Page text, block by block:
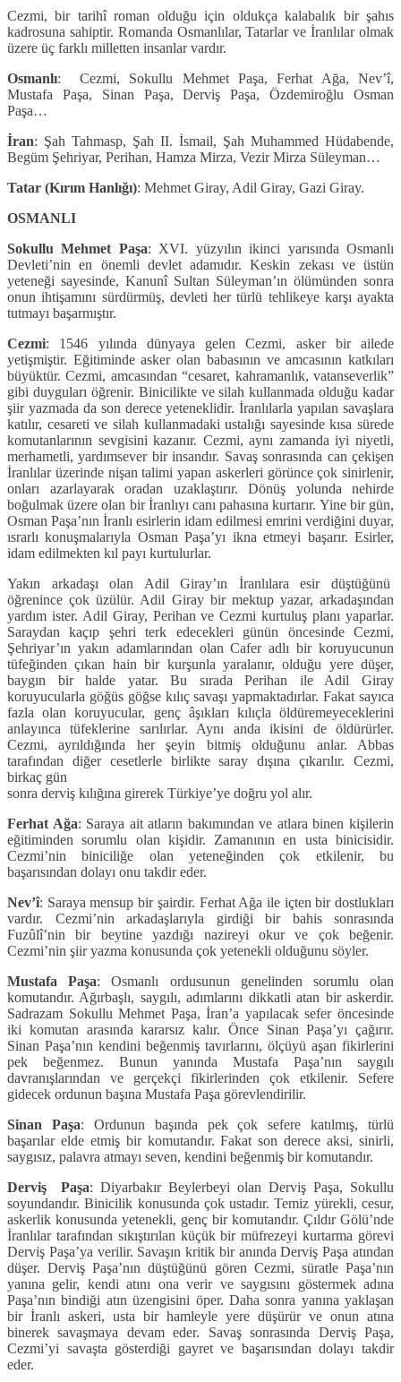
Cezmi, bir tarihî roman olduğu için oldukça kalabalık bir şahıs
kadrosuna sahiptir. Romanda Osmanlılar, Tatarlar ve İranlılar olmak
üzere üç farklı milletten insanlar vardır.
Osmanlı: Cezmi, Sokullu Mehmet Paşa, Ferhat Ağa, Nev’î,
Mustafa Paşa, Sinan Paşa, Derviş Paşa, Özdemiroğlu Osman
Paşa…
İran: Şah Tahmasp, Şah II. İsmail, Şah Muhammed Hüdabende,
Begüm Şehriyar, Perihan, Hamza Mirza, Vezir Mirza Süleyman…
Tatar (Kırım Hanlığı): Mehmet Giray, Adil Giray, Gazi Giray.
OSMANLI
Sokullu Mehmet Paşa: XVI. yüzyılın ikinci yarısında Osmanlı
Devleti’nin en önemli devlet adamıdır. Keskin zekası ve üstün
yeteneği sayesinde, Kanunî Sultan Süleyman’ın ölümünden sonra
onun ihtişamını sürdürmüş, devleti her türlü tehlikeye karşı ayakta
tutmayı başarmıştır.
Cezmi: 1546 yılında dünyaya gelen Cezmi, asker bir ailede
yetişmiştir. Eğitiminde asker olan babasının ve amcasının katkıları
büyüktür. Cezmi, amcasından “cesaret, kahramanlık, vatanseverlik”
gibi duyguları öğrenir. Binicilikte ve silah kullanmada olduğu kadar
şiir yazmada da son derece yeteneklidir. İranlılarla yapılan savaşlara
katılır, cesareti ve silah kullanmadaki ustalığı sayesinde kısa sürede
komutanlarının sevgisini kazanır. Cezmi, aynı zamanda iyi niyetli,
merhametli, yardımsever bir insandır. Savaş sonrasında can çekişen
İranlılar üzerinde nişan talimi yapan askerleri görünce çok sinirlenir,
onları azarlayarak oradan uzaklaştırır. Dönüş yolunda nehirde
boğulmak üzere olan bir İranlıyı canı pahasına kurtarır. Yine bir gün,
Osman Paşa’nın İranlı esirlerin idam edilmesi emrini verdiğini duyar,
ısrarlı konuşmalarıyla Osman Paşa’yı ikna etmeyi başarır. Esirler,
idam edilmekten kıl payı kurtulurlar.
Yakın arkadaşı olan Adil Giray’ın İranlılara esir düştüğünü
öğrenince çok üzülür. Adil Giray bir mektup yazar, arkadaşından
yardım ister. Adil Giray, Perihan ve Cezmi kurtuluş planı yaparlar.
Saraydan kaçıp şehri terk edecekleri günün öncesinde Cezmi,
Şehriyar’ın yakın adamlarından olan Cafer adlı bir koruyucunun
tüfeğinden çıkan hain bir kurşunla yaralanır, olduğu yere düşer,
baygın bir halde yatar. Bu sırada Perihan ile Adil Giray
koruyucularla göğüs göğse kılıç savaşı yapmaktadırlar. Fakat sayıca
fazla olan koruyucular, genç âşıkları kılıçla öldüremeyeceklerini
anlayınca tüfeklerine sarılırlar. Aynı anda ikisini de öldürürler.
Cezmi, ayrıldığında her şeyin bitmiş olduğunu anlar. Abbas
tarafından diğer cesetlerle birlikte saray dışına çıkarılır. Cezmi,
birkaç gün
sonra derviş kılığına girerek Türkiye’ye doğru yol alır.
Ferhat Ağa: Saraya ait atların bakımından ve atlara binen kişilerin
eğitiminden sorumlu olan kişidir. Zamanının en usta binicisidir.
Cezmi’nin biniciliğe olan yeteneğinden çok etkilenir, bu
başarısından dolayı onu takdir eder.
Nev’î: Saraya mensup bir şairdir. Ferhat Ağa ile içten bir dostlukları
vardır. Cezmi’nin arkadaşlarıyla girdiği bir bahis sonrasında
Fuzûlî’nin bir beytine yazdığı nazireyi okur ve çok beğenir.
Cezmi’nin şiir yazma konusunda çok yetenekli olduğunu söyler.
Mustafa Paşa: Osmanlı ordusunun genelinden sorumlu olan
komutandır. Ağırbaşlı, saygılı, adımlarını dikkatli atan bir askerdir.
Sadrazam Sokullu Mehmet Paşa, İran’a yapılacak sefer öncesinde
iki komutan arasında kararsız kalır. Önce Sinan Paşa’yı çağırır.
Sinan Paşa’nın kendini beğenmiş tavırlarını, ölçüyü aşan fikirlerini
pek beğenmez. Bunun yanında Mustafa Paşa’nın saygılı
davranışlarından ve gerçekçi fikirlerinden çok etkilenir. Sefere
gidecek ordunun başına Mustafa Paşa görevlendirilir.
Sinan Paşa: Ordunun başında pek çok sefere katılmış, türlü
başarılar elde etmiş bir komutandır. Fakat son derece aksi, sinirli,
saygısız, palavra atmayı seven, kendini beğenmiş bir komutandır.
Derviş Paşa: Diyarbakır Beylerbeyi olan Derviş Paşa, Sokullu
soyundandır. Binicilik konusunda çok ustadır. Temiz yürekli, cesur,
askerlik konusunda yetenekli, genç bir komutandır. Çıldır Gölü’nde
İranlılar tarafından sıkıştırılan küçük bir müfrezeyi kurtarma görevi
Derviş Paşa’ya verilir. Savaşın kritik bir anında Derviş Paşa atından
düşer. Derviş Paşa’nın düştüğünü gören Cezmi, süratle Paşa’nın
yanına gelir, kendi atını ona verir ve saygısını göstermek adına
Paşa’nın bindiği atın üzengisini öper. Daha sonra yanına yaklaşan
bir İranlı askeri, usta bir hamleyle yere düşürür ve onun atına
binerek savaşmaya devam eder. Savaş sonrasında Derviş Paşa,
Cezmi’yi savaşta gösterdiği gayret ve başarısından dolayı takdir
eder.